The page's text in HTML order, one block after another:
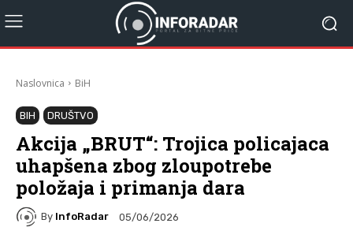
Naslovnica BiH
BIH DRUŠTVO
Akcija „BRUT“: Trojica policajaca
uhapšena zbog zloupotrebe
položaja i primanja dara
By InfoRadar 05/06/2026